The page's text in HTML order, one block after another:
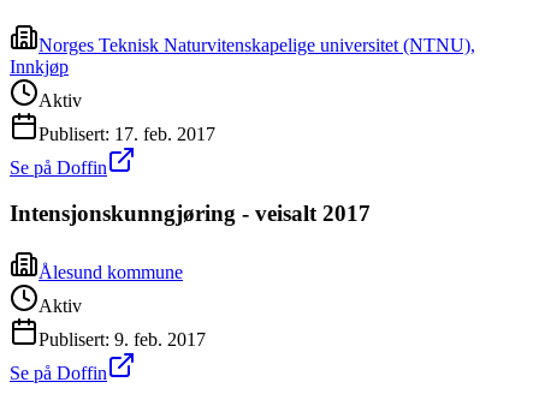
Norges Teknisk Naturvitenskapelige universitet (NTNU),
Innkjøp
Aktiv
Publisert: 17. feb. 2017
Se på Doffin
Intensjonskunngjøring - veisalt 2017
Ålesund kommune
Aktiv
Publisert: 9. feb. 2017
Se på Doffin